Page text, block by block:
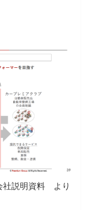
社説明資料 より